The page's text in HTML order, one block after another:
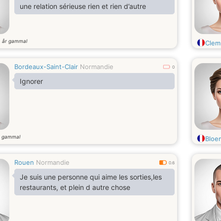
une relation sérieuse rien et rien d’autre
år gammal
Bordeaux-Saint-Clair Normandie 0
Ignorer
gammal
Rouen Normandie 0.6
Je suis une personne qui aime les sorties,les
restaurants, et plein d autre chose